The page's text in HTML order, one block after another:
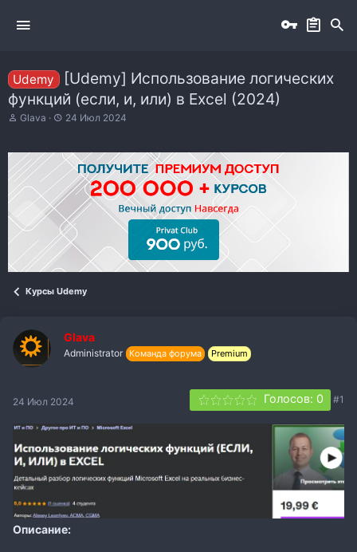
Udemy
[Udemy] Использование логических
функций (если, и, или) в Excel (2024)
А
о
р
т
е
Glava
Д
а
ч
л
а
24 Июл 2024
Курсы Udemy
Glava
Administrator Команда форума Premium
24 Июл 2024 Голосов: 0 #1
Описание: